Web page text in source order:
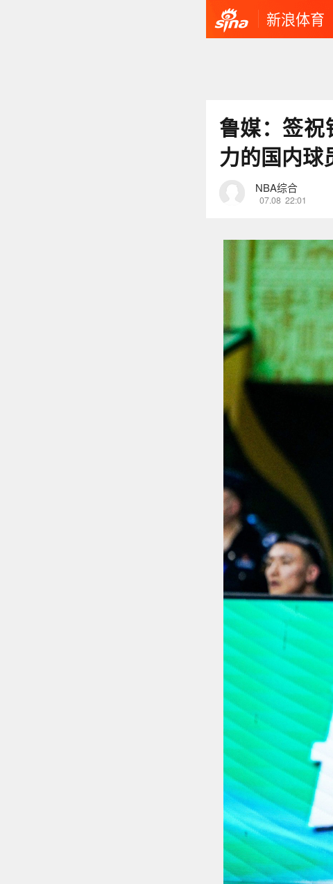
新浪体育
鲁媒：签
力的国内球
NBA综合
07.08 22:01